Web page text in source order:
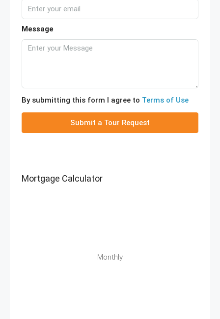
Message
By submitting this form I agree to Terms of Use
Submit a Tour Request
Mortgage Calculator
Monthly